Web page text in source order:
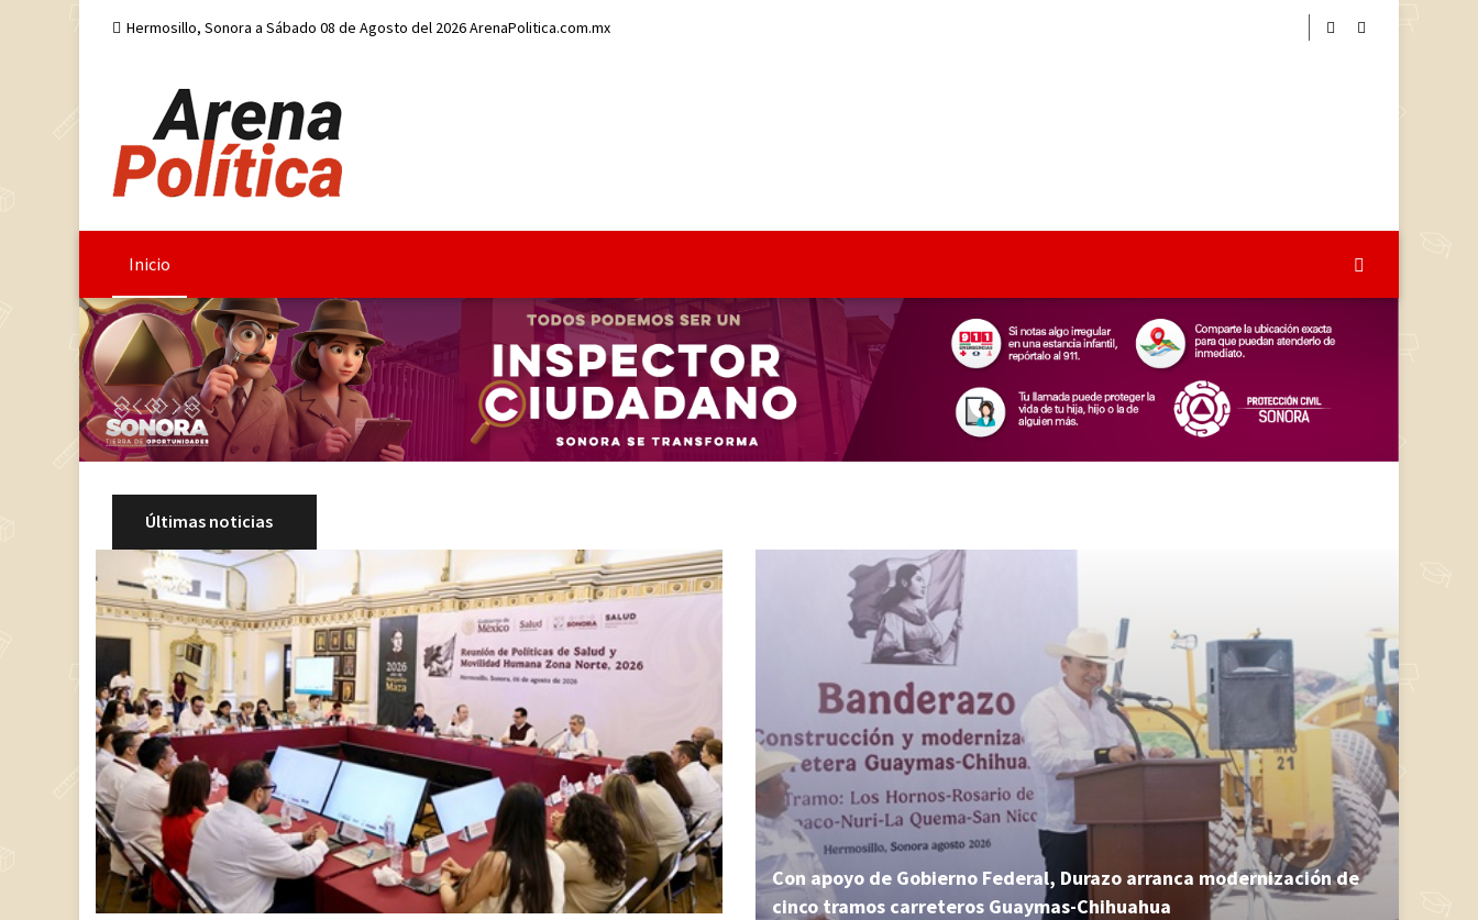
Hermosillo, Sonora a Sábado 08 de Agosto del 2026 ArenaPolitica.com.mx
Inicio
Últimas noticias
Con apoyo de Gobierno Federal, Durazo arranca modernización de
cinco tramos carreteros Guaymas-Chihuahua